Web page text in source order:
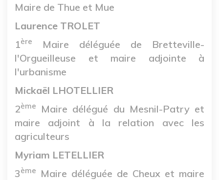
Maire de Thue et Mue
Laurence TROLET
1ère
Maire déléguée de Bretteville-
l'Orgueilleuse et maire adjointe à
l'urbanisme
Mickaël LHOTELLIER
2ème
Maire délégué du Mesnil-Patry et
maire adjoint à la relation avec les
agriculteurs
Myriam LETELLIER
3ème
Maire déléguée de Cheux et maire